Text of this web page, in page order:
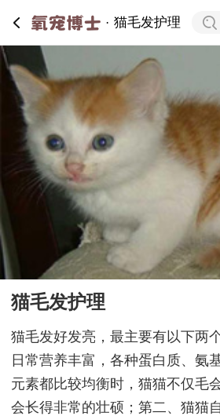
猫毛发护理
猫毛发护理
猫毛发好发亮，最主要有以下两
日常营养丰富，各种蛋白质、氨
元素都比较均衡时，猫猫不仅毛
会长得非常的壮硕；第二、猫猫